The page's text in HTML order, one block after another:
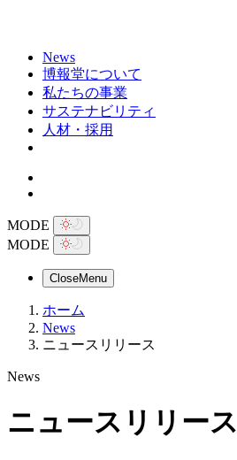
News
博報堂について
私たちの事業
サステナビリティ
人材・採用
MODE
MODE
CloseMenu
ホーム
News
ニュースリリース
News
ニュースリリース